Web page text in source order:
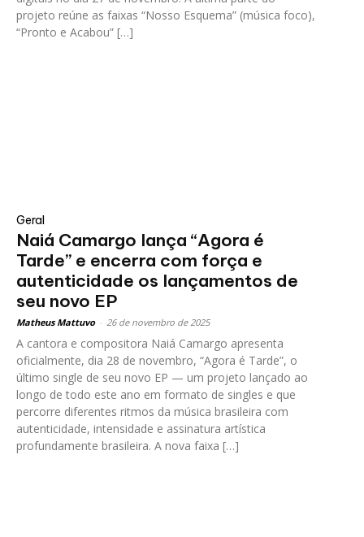
projeto reúne as faixas “Nosso Esquema” (música foco),
“Pronto e Acabou” […]
Geral
Naiá Camargo lança “Agora é
Tarde” e encerra com força e
autenticidade os lançamentos de
seu novo EP
Matheus Mattuvo 26 de novembro de 2025
A cantora e compositora Naiá Camargo apresenta
oficialmente, dia 28 de novembro, “Agora é Tarde”, o
último single de seu novo EP — um projeto lançado ao
longo de todo este ano em formato de singles e que
percorre diferentes ritmos da música brasileira com
autenticidade, intensidade e assinatura artística
profundamente brasileira. A nova faixa […]